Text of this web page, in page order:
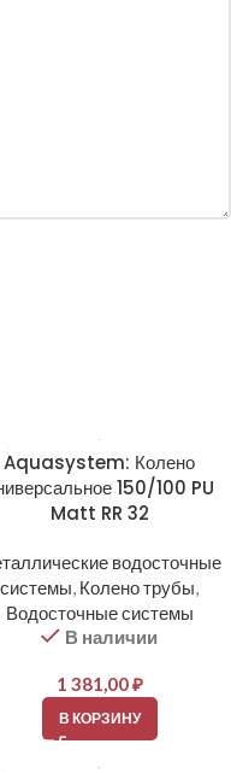
Aquasystem: Колено
150/100 PU
Matt RR 32
водосточные
системы, Колено трубы,
Водосточные системы
В наличии
1 381,00₽
В КОРЗИНУ